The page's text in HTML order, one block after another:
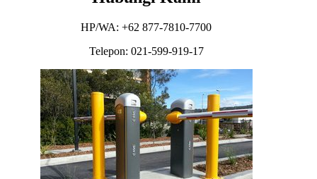
HP/WA: +62 877-7810-7700
Telepon: 021-599-919-17